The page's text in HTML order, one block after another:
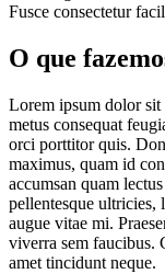
Fusce consectetur
O que
Lorem ipsum dolor sit
metus consequat
orci porttitor quis.
maximus, quam id
accumsan quam
pellentesque ultricies,
augue vitae mi.
viverra sem faucibus.
amet tincidunt neque.